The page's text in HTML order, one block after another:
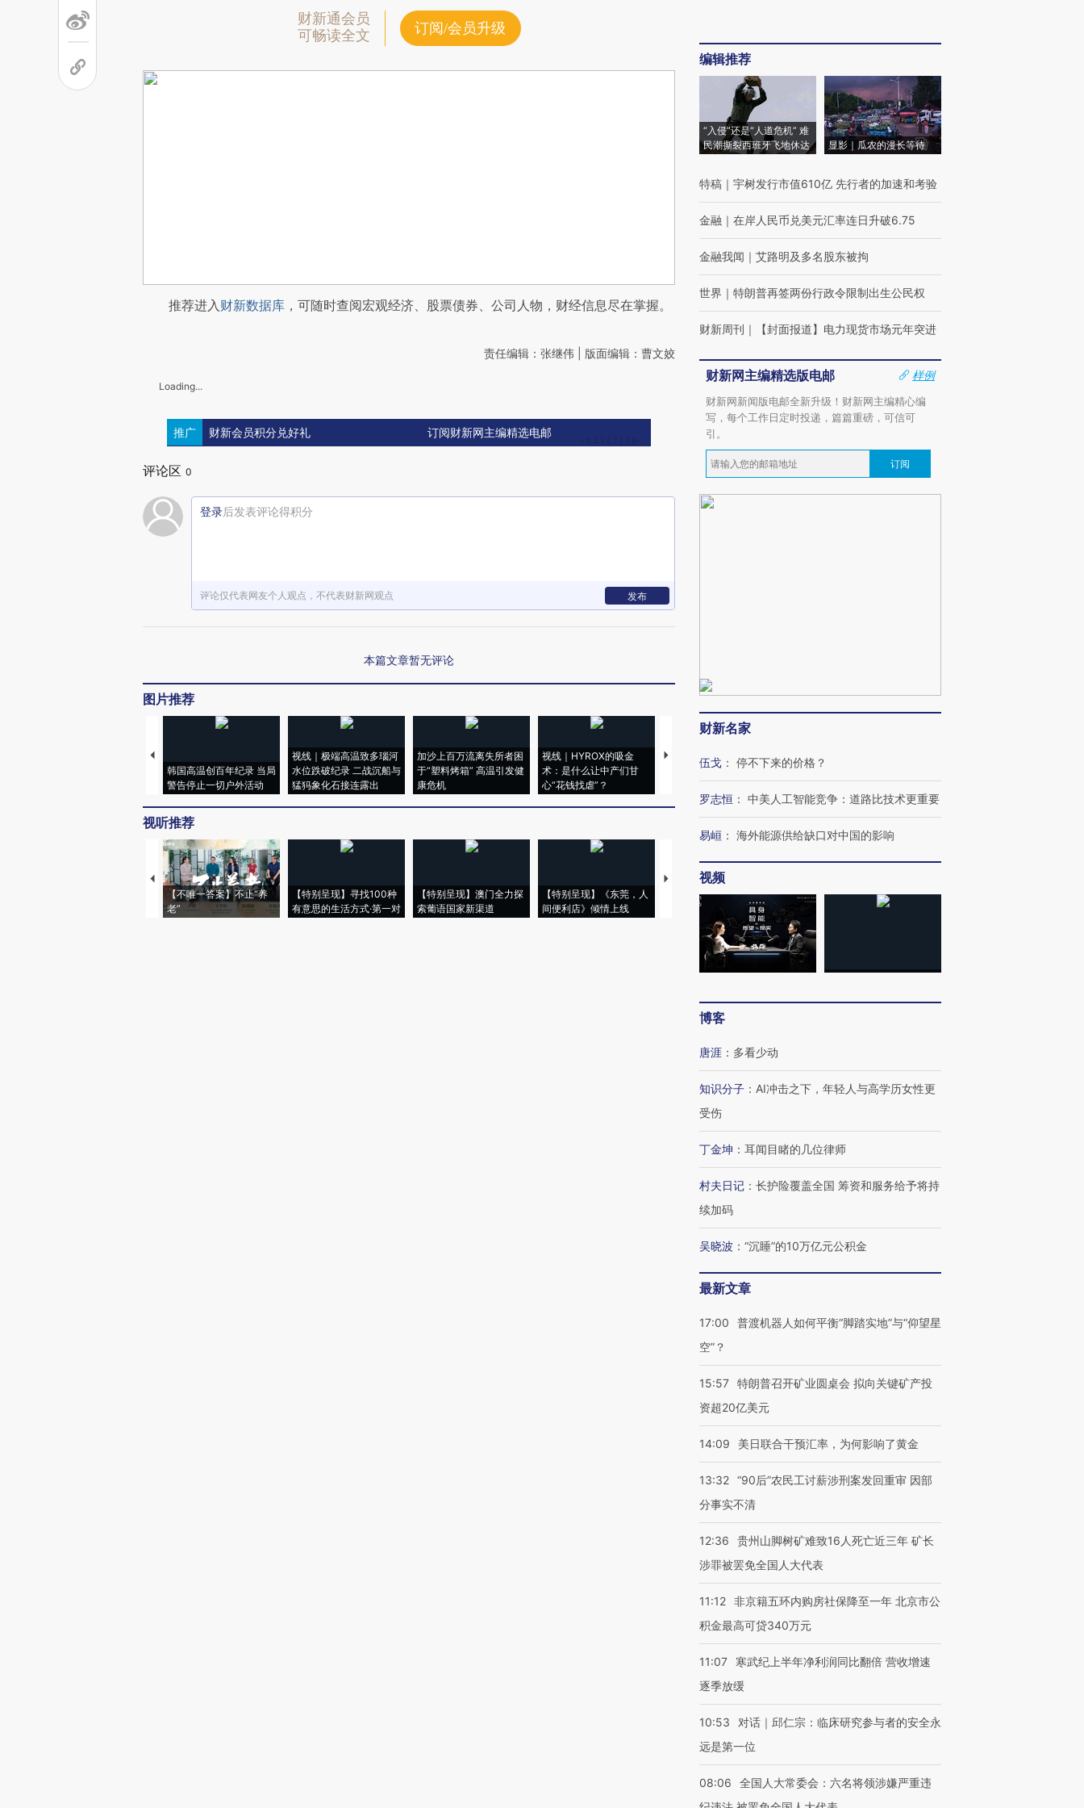
财新通会员
可畅读全文
订阅/会员升级
推荐进入财新数据库 ，可随时查阅宏观经济、股票债券、公司人物，财经信息尽在掌握。
责任编辑：张继伟 | 版面编辑：曹文姣
Loading...
推广 财新会员积分兑好礼 订阅财新网主编精选电邮
评论区 0
登录后发表评论得积分
评论仅代表网友个人观点，不代表财新网观点 发布
本篇文章暂无评论
图片推荐
韩国高温创百年纪录 当局
警告停止一切户外活动
视线｜极端高温致多瑙河
水位跌破纪录 二战沉船与
猛犸象化石接连露出
加沙上百万流离失所者困
于“塑料烤箱” 高温引发健
康危机
视线｜HYROX的吸金
术：是什么让中产们甘
心“花钱找虐”？
马航飞行员跨国走私7万
粒摇头丸 尿检体内含3种
视线｜被称为“蟑螂”的印
度Z世代 用街头抗争将教
育部长拱下台
飞地休达
视听推荐
【不唯一答案】不止“养
老”
【特别呈现】寻找100种
有意思的生活方式·第一对
【特别呈现】澳门全力探
索葡语国家新渠道
【特别呈现】《东莞，人
间便利店》倾情上线
【推广】走进第四届链博
会，让数智科技“链”接产
【特别呈现】寻找100种
有意思的生活方式·第三对
CFO：不靠规模取胜，华
编辑推荐
“入侵”还是“人道危机” 难
民潮撕裂西班牙飞地休达
显影｜瓜农的漫长等待
特稿 ｜ 宇树发行市值610亿 先行者的加速和考验
金融 ｜ 在岸人民币兑美元汇率连日升破6.75
金融我闻 ｜ 艾路明及多名股东被拘
世界 ｜ 特朗普再签两份行政令限制出生公民权
财新周刊 ｜ 【封面报道】电力现货市场元年突进
财新网主编精选版电邮
样例
财新网新闻版电邮全新升级！财新网主编精心编
写，每个工作日定时投递，篇篇重磅，可信可
引。
订阅
财新名家
伍戈 ： 停不下来的价格？
罗志恒 ： 中美人工智能竞争：道路比技术更重要
易峘 ： 海外能源供给缺口对中国的影响
视频
博客
唐涯 ： 多看少动
知识分子 ： AI冲击之下，年轻人与高学历女性更
受伤
丁金坤 ： 耳闻目睹的几位律师
村夫日记 ： 长护险覆盖全国 筹资和服务给予将持
续加码
吴晓波 ： “沉睡”的10万亿元公积金
最新文章
17:00
普渡机器人如何平衡“脚踏实地”与“仰望星
空”？
15:57 特朗普召开矿业圆桌会 拟向关键矿产投
资超20亿美元
14:09 美日联合干预汇率，为何影响了黄金
13:32 “90后”农民工讨薪涉刑案发回重审 因部
分事实不清
12:36
贵州山脚树矿难致16人死亡近三年 矿长
涉罪被罢免全国人大代表
11:12 非京籍五环内购房社保降至一年 北京市公
积金最高可贷340万元
11:07
寒武纪上半年净利润同比翻倍 营收增速
逐季放缓
10:53
对话｜邱仁宗：临床研究参与者的安全永
远是第一位
08:06
全国人大常委会：六名将领涉嫌严重违